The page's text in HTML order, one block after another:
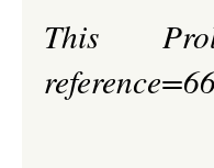
This